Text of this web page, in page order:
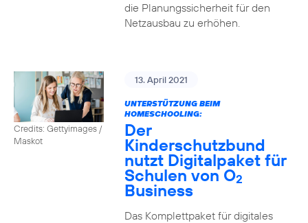
die Planungssicherheit für den
Netzausbau zu erhöhen.
Credits: Gettyimages /
Maskot
13. April 2021
UNTERSTÜTZUNG BEIM
HOMESCHOOLING:
Der
Kinderschutzbund
nutzt Digitalpaket für
Schulen von O2
Business
Das Komplettpaket für digitales